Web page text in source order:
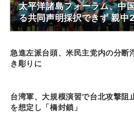
太平洋諸島フォーラム、中
る共同声明採択できず 親中
急進左派台頭、米民主党内の分断
き彫りに
台湾軍、大規模演習で台北攻撃阻
を想定し「橋封鎖」